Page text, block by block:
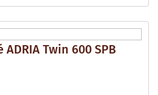
Twin 600 SPB